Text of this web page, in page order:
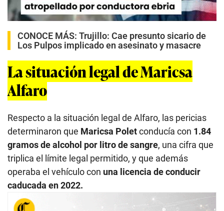
CONOCE MÁS: Trujillo: Cae presunto sicario de
Los Pulpos implicado en asesinato y masacre
La situación legal de Maricsa
Alfaro
Respecto a la situación legal de Alfaro, las pericias
determinaron que Maricsa Poletconducía con 1.84
gramos de alcohol por litro de sangre, una cifra que
triplica el límite legal permitido, y que además
operaba el vehículo con una licencia de conducir
caducada en 2022.